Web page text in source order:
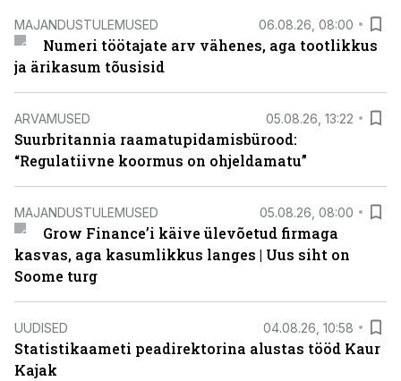
MAJANDUSTULEMUSED 06.08.26, 08:00
Numeri töötajate arv vähenes, aga tootlikkus
ja ärikasum tõusisid
ARVAMUSED 05.08.26, 13:22
Suurbritannia raamatupidamisbürood:
“Regulatiivne koormus on ohjeldamatu”
MAJANDUSTULEMUSED 05.08.26, 08:00
Grow Finance’i käive ülevõetud firmaga
kasvas, aga kasumlikkus langes | Uus siht on
Soome turg
UUDISED 04.08.26, 10:58
Statistikaameti peadirektorina alustas tööd Kaur
Kajak